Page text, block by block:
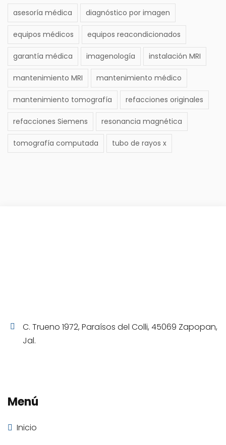
asesoría médica diagnóstico por imagen
equipos médicos equipos reacondicionados
garantía médica imagenología instalación MRI
mantenimiento MRI mantenimiento médico
mantenimiento tomografía refacciones originales
refacciones Siemens resonancia magnética
tomografía computada tubo de rayos x
C. Trueno 1972, Paraísos del Colli, 45069 Zapopan,
Jal.
Menú
Inicio